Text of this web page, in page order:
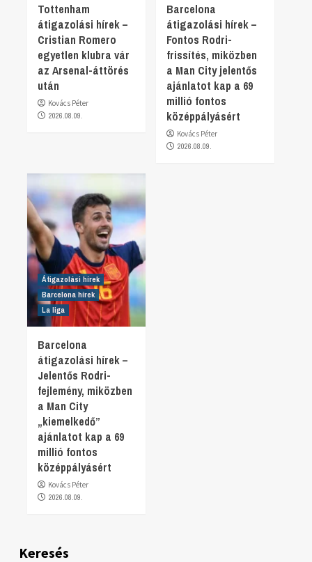
Tottenham
átigazolási hírek –
Cristian Romero
egyetlen klubra vár
az Arsenal-áttörés
után
Kovács Péter
2026.08.09.
Barcelona
átigazolási hírek –
Fontos Rodri-
frissítés, miközben
a Man City jelentős
ajánlatot kap a 69
millió fontos
középpályásért
Kovács Péter
2026.08.09.
Átigazolási hírek
Barcelona hírek
La liga
Barcelona
átigazolási hírek –
Jelentős Rodri-
fejlemény, miközben
a Man City
„kiemelkedő”
ajánlatot kap a 69
millió fontos
középpályásért
Kovács Péter
2026.08.09.
Keresés